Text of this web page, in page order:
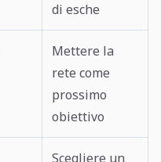
di esche
Mettere la
rete come
prossimo
obiettivo
Scegliere un